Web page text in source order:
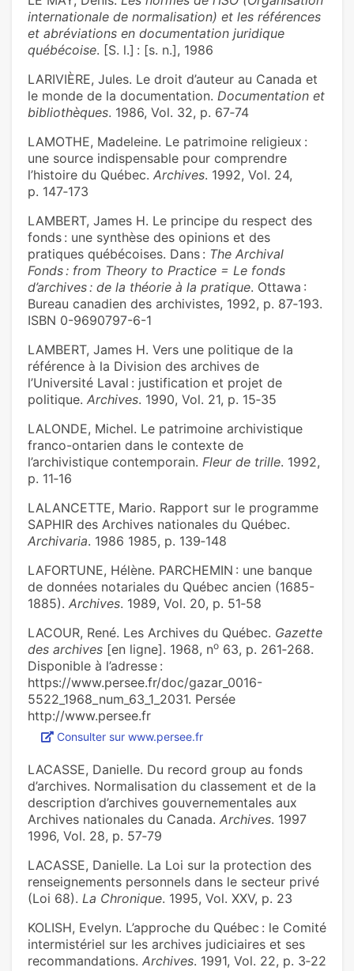
internationale de normalisation) et les références
et abréviations en documentation juridique
québécoise. [S. l.] : [s. n.], 1986
LARIVIÈRE, Jules. Le droit d’auteur au Canada et
le monde de la documentation. Documentation et
bibliothèques. 1986, Vol. 32, p. 67‑74
LAMOTHE, Madeleine. Le patrimoine religieux :
une source indispensable pour comprendre
l’histoire du Québec. Archives. 1992, Vol. 24,
p. 147‑173
LAMBERT, James H. Le principe du respect des
fonds : une synthèse des opinions et des
pratiques québécoises. Dans : The Archival
Fonds : from Theory to Practice = Le fonds
d’archives : de la théorie à la pratique. Ottawa :
Bureau canadien des archivistes, 1992, p. 87‑193.
ISBN 0-9690797-6-1
LAMBERT, James H. Vers une politique de la
référence à la Division des archives de
l’Université Laval : justification et projet de
politique. Archives. 1990, Vol. 21, p. 15‑35
LALONDE, Michel. Le patrimoine archivistique
franco-ontarien dans le contexte de
l’archivistique contemporain. Fleur de trille. 1992,
p. 11‑16
LALANCETTE, Mario. Rapport sur le programme
SAPHIR des Archives nationales du Québec.
Archivaria. 1986 1985, p. 139‑148
LAFORTUNE, Hélène. PARCHEMIN : une banque
de données notariales du Québec ancien (1685-
1885). Archives. 1989, Vol. 20, p. 51‑58
LACOUR, René. Les Archives du Québec. Gazette
des archives [en ligne]. 1968, no 63, p. 261‑268.
Disponible à l’adresse :
https://www.persee.fr/doc/gazar_0016-
5522_1968_num_63_1_2031. Persée
http://www.persee.fr
Consulter sur www.persee.fr
LACASSE, Danielle. Du record group au fonds
d’archives. Normalisation du classement et de la
description d’archives gouvernementales aux
Archives nationales du Canada. Archives. 1997
1996, Vol. 28, p. 57‑79
LACASSE, Danielle. La Loi sur la protection des
renseignements personnels dans le secteur privé
(Loi 68). La Chronique. 1995, Vol. XXV, p. 23
KOLISH, Evelyn. L’approche du Québec : le Comité
intermistériel sur les archives judiciaires et ses
recommandations. Archives. 1991, Vol. 22, p. 3‑22